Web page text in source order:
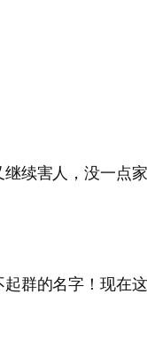
续害人，没一点
群的名字！现在